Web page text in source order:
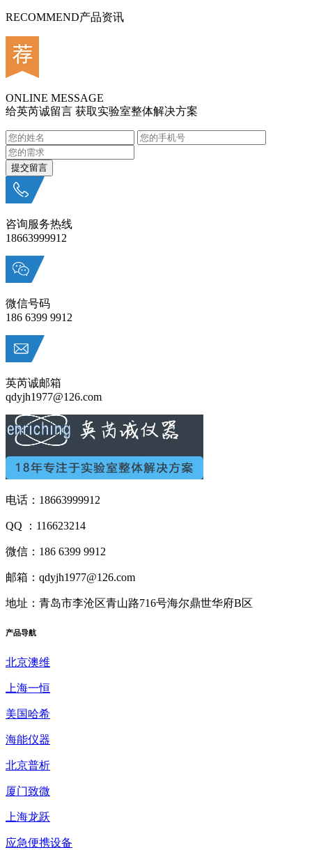
RECOMMEND产品资讯
ONLINE MESSAGE
给英芮诚留言 获取实验室整体解决方案
咨询服务热线
18663999912
微信号码
186 6399 9912
英芮诚邮箱
qdyjh1977@126.com
电话：18663999912
QQ ：116623214
微信：186 6399 9912
邮箱：qdyjh1977@126.com
地址：青岛市李沧区青山路716号海尔鼎世华府B区
产品导航
北京澳维
上海一恒
美国哈希
海能仪器
北京普析
厦门致微
上海龙跃
应急便携设备